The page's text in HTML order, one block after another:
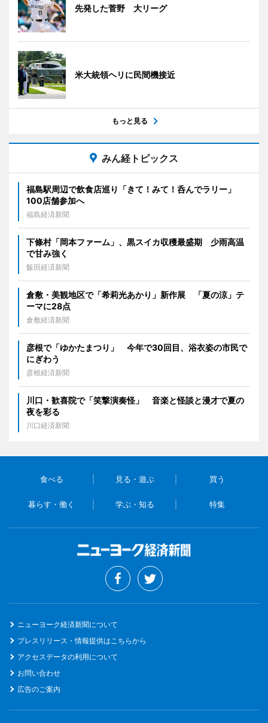
先発した菅野 大リーグ
米大統領ヘリに民間機接近
もっと見る
みん経トピックス
福島駅周辺で飲食店巡り「きて！みて！呑んでラリー」
100店舗参加へ
福島経済新聞
下條村「岡本ファーム」、黒スイカ収穫最盛期 少雨高温
で甘み強く
飯田経済新聞
倉敷・美観地区で「希莉光あかり」新作展 「夏の涼」テ
ーマに28点
倉敷経済新聞
彦根で「ゆかたまつり」 今年で30回目、浴衣姿の市民で
にぎわう
彦根経済新聞
川口・歓喜院で「笑撃演奏怪」 音楽と怪談と漫才で夏の
夜を彩る
川口経済新聞
食べる 見る・遊ぶ 買う
暮らす・働く 学ぶ・知る 特集
ニューヨーク経済新聞について
プレスリリース・情報提供はこちらから
アクセスデータの利用について
お問い合わせ
広告のご案内